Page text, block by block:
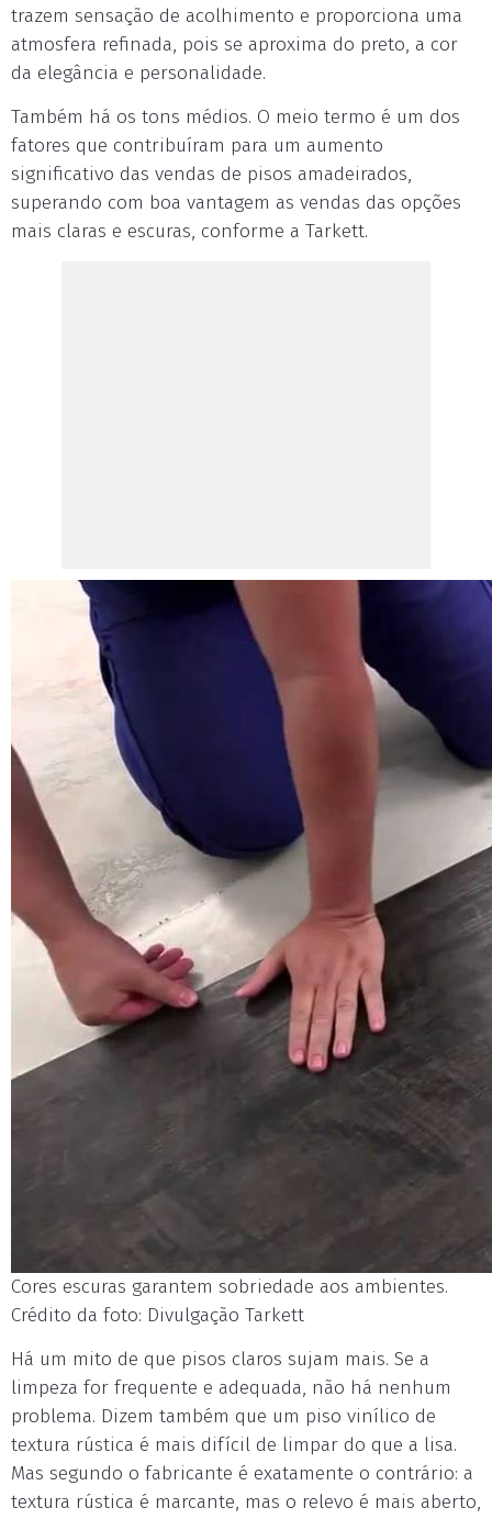
trazem sensação de acolhimento e proporciona uma
atmosfera refinada, pois se aproxima do preto, a cor
da elegância e personalidade.
Também há os tons médios. O meio termo é um dos
fatores que contribuíram para um aumento
significativo das vendas de pisos amadeirados,
superando com boa vantagem as vendas das opções
mais claras e escuras, conforme a Tarkett.
Cores escuras garantem sobriedade aos ambientes.
Crédito da foto: Divulgação Tarkett
Há um mito de que pisos claros sujam mais. Se a
limpeza for frequente e adequada, não há nenhum
problema. Dizem também que um piso vinílico de
textura rústica é mais difícil de limpar do que a lisa.
Mas segundo o fabricante é exatamente o contrário: a
textura rústica é marcante, mas o relevo é mais aberto,